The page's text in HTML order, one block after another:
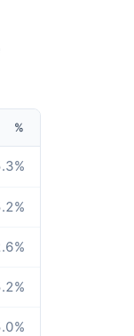
%
%
%
%
%
%